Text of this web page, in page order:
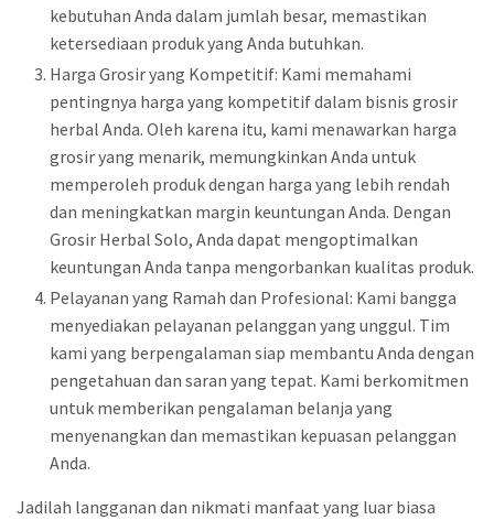
kebutuhan Anda dalam jumlah besar, memastikan
ketersediaan produk yang Anda butuhkan.
Harga Grosir yang Kompetitif: Kami memahami
pentingnya harga yang kompetitif dalam bisnis grosir
herbal Anda. Oleh karena itu, kami menawarkan harga
grosir yang menarik, memungkinkan Anda untuk
memperoleh produk dengan harga yang lebih rendah
dan meningkatkan margin keuntungan Anda. Dengan
Grosir Herbal Solo, Anda dapat mengoptimalkan
keuntungan Anda tanpa mengorbankan kualitas produk.
Pelayanan yang Ramah dan Profesional: Kami bangga
menyediakan pelayanan pelanggan yang unggul. Tim
kami yang berpengalaman siap membantu Anda dengan
pengetahuan dan saran yang tepat. Kami berkomitmen
untuk memberikan pengalaman belanja yang
menyenangkan dan memastikan kepuasan pelanggan
Anda.
Jadilah langganan dan nikmati manfaat yang luar biasa